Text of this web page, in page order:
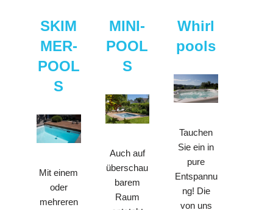
SKIM
MER-
POOL
S
Mit einem
oder
mehreren
MINI-
POOL
S
Auch auf
überschau
barem
Raum
Whirl
pools
Tauchen
Sie ein in
pure
Entspannu
ng! Die
von uns